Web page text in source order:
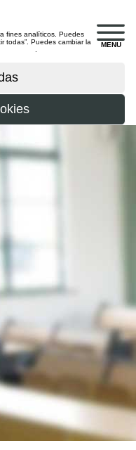
MENU
fines analíticos. Puedes
todas”. Puedes cambiar la